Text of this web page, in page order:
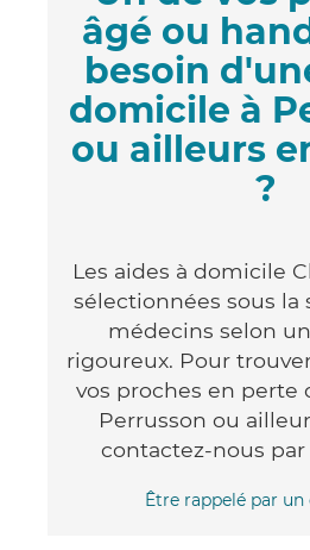
âgé ou
besoin
domicile à
ou ailleurs
?
Les aides à domicile
sélectionnées sous la
médecins selon
rigoureux. Pour
vos proches en perte
Perrusson ou
contactez-nous
Être rappelé par un